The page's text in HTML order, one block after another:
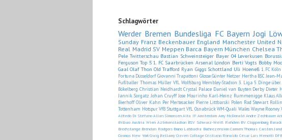
Schlagwörter
Werder Bremen Bundesliga FC Bayern Jogi
Sunday Franz Beckenbauer England Manchester United
Real Madrid SV Meppen Barca Bayern München Chelsea
Pele Twitterschau Bastian Schweinsteiger Bayer 04 Leverkusen
Ferguson Top 5 1. FC Saarbrücken Arsenal London Berti Vogts Bobby
Gaal Olaf Thon Old Trafford Ryan Giggs Schottland Uli Hoeneß 1. FC Köln
Fortuna Düsseldorf Giovanni Trapattoni Glosse Günter Netzer Hertha BSC Jean-
Fußballer Thomas Müller VfL Wolfsburg Wembley-Stadion 3. Liga 5 Dinge über...
Bökelberg Christian Neidhardt Crystal Palace Daniel van Buyten Derby Dieter
Jannik Sorgatz Johan Cruyff Jose Mourinho Karl-Heinz Rummenigge Klaus
Bierhoff Oliver Kahn Per Mertesacker Pierre Littbarski Polen Rod Stewart
Tottenham Hotspur VfB Stuttgart VfL Osnabrück WM-Quali Wales Wayne Rooney
Alfredo Di Stéfano Allan Simonsen Alta IF Amsterdam Amy McDonald Andre Zechbauer
Bilbao Austria Wien Aztekenstadion BSV Schwarz-Weiß Rehden BV Cloppenburg
Brechstange Brendan Rodgers Bruno Labbadia Buchrezension Carmen Thomas Carsten
Cosmos New York Craig Bellamy Craven Cottage Cristiano Ronaldo César Luis Menotti DFB